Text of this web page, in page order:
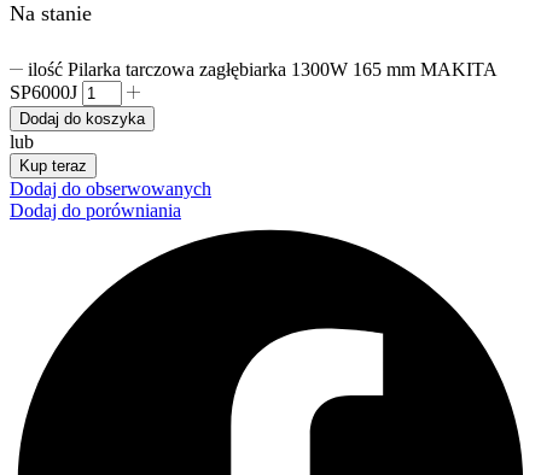
Na stanie
ilość Pilarka tarczowa zagłębiarka 1300W 165 mm MAKITA
SP6000J
Dodaj do koszyka
lub
Kup teraz
Dodaj do obserwowanych
Dodaj do porówniania